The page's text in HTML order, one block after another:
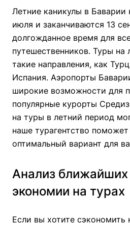
Летние каникулы в Баварии
июля и заканчиваются 13
долгожданное время для
путешественников. Туры на
такие направления, как
Испания. Аэропорты
широкие возможности для
популярные курорты
на туры в летний период
наше турагентство
оптимальный вариант для
Анализ ближайших
экономии на турах
Если вы хотите сэкономить